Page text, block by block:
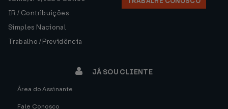
IR / Contribuições
Simples Nacional
Trabalho / Previdência
JÁ SOU CLIENTE
Área do Assinante
Fale Conosco